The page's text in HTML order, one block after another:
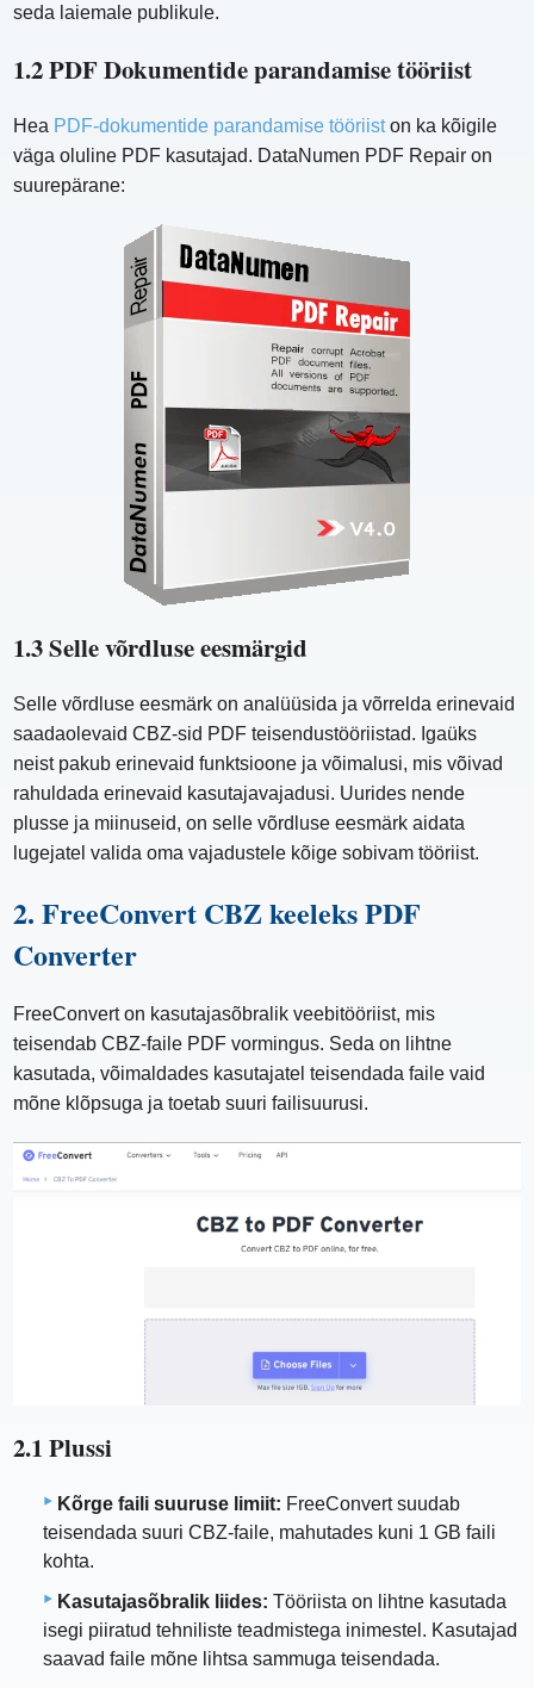
seda laiemale publikule.
1.2 PDF Dokumentide parandamise tööriist
Hea PDF-dokumentide parandamise tööriiston ka kõigile
väga oluline PDF kasutajad. DataNumen PDF Repair on
suurepärane:
1.3 Selle võrdluse eesmärgid
Selle võrdluse eesmärk on analüüsida ja võrrelda erinevaid
saadaolevaid CBZ-sid PDF teisendustööriistad. Igaüks
neist pakub erinevaid funktsioone ja võimalusi, mis võivad
rahuldada erinevaid kasutajavajadusi. Uurides nende
plusse ja miinuseid, on selle võrdluse eesmärk aidata
lugejatel valida oma vajadustele kõige sobivam tööriist.
2. FreeConvert CBZ keeleks PDF
Converter
FreeConvert on kasutajasõbralik veebitööriist, mis
teisendab CBZ-faile PDF vormingus. Seda on lihtne
kasutada, võimaldades kasutajatel teisendada faile vaid
mõne klõpsuga ja toetab suuri failisuurusi.
2.1 Plussi
Kõrge faili suuruse limiit: FreeConvert suudab
teisendada suuri CBZ-faile, mahutades kuni 1 GB faili
kohta.
Kasutajasõbralik liides: Tööriista on lihtne kasutada
isegi piiratud tehniliste teadmistega inimestel. Kasutajad
saavad faile mõne lihtsa sammuga teisendada.